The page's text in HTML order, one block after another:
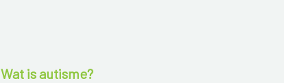
Wat is autisme?